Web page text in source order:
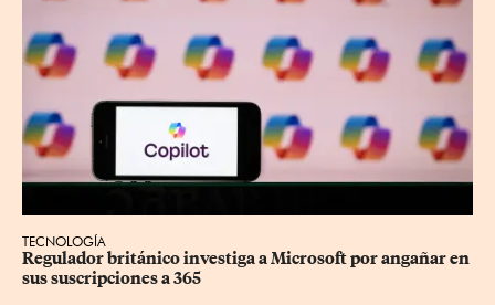
TECNOLOGÍA
Regulador británico investiga a Microsoft por angañar en
sus suscripciones a 365